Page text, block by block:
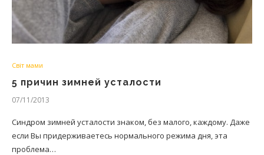
Світ мами
5 причин зимней усталости
07/11/2013
Синдром зимней усталости знаком, без малого, каждому. Даже
если Вы придерживаетесь нормального режима дня, эта
проблема…